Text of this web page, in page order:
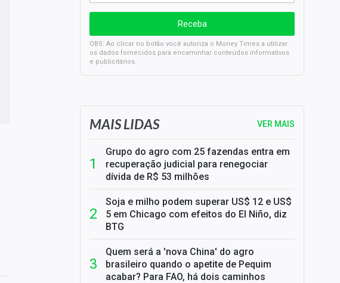
OBS: Ao clicar no botão você autoriza o Money Times a utilizar
os dados fornecidos para encaminhar conteúdos informativos
e publicitários.
SELIC em 14%: A repercussão da decisão sobre os JUROS
MAIS LIDAS VER MAIS
Grupo do agro com 25 fazendas entra em
recuperação judicial para renegociar
dívida de R$ 53 milhões
Soja e milho podem superar US$ 12 e US$
5 em Chicago com efeitos do El Niño, diz
BTG
Quem será a 'nova China' do agro
brasileiro quando o apetite de Pequim
acabar? Para FAO, há dois caminhos